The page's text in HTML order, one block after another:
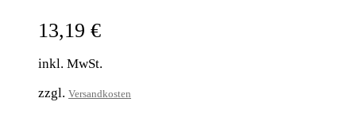
13,19 €
inkl. MwSt.
zzgl. Versandkosten